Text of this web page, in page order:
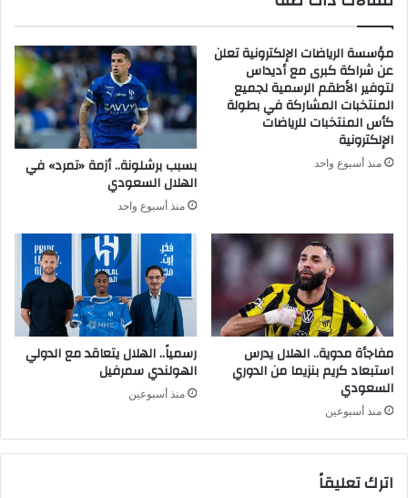
مؤسسة الرياضات الإلكترونية تعلن
عن شراكة كبرى مع أديداس
لتوفير الأطقم الرسمية لجميع
المنتخبات المشاركة في بطولة
كأس المنتخبات للرياضات
الإلكترونية
منذ أسبوع واحد بسبب برشلونة.. أزمة «تمرد» في
الهلال السعودي
منذ أسبوع واحد
مفاجأة مدوية.. الهلال يدرس
استبعاد كريم بنزيما من الدوري
السعودي
منذ أسبوعين
رسمياً.. الهلال يتعاقد مع الدولي
الهولندي سمرفيل
منذ أسبوعين
اترك تعليقاً